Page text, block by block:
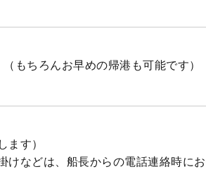
（もちろんお早めの帰港も可能です
ます）
けなどは、船長からの電話連絡時に